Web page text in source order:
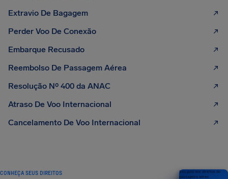
Extravio De Bagagem
Perder Voo De Conexão
Embarque Recusado
Reembolso De Passagem Aérea
Resolução Nº 400 da ANAC
Atraso De Voo Internacional
Cancelamento De Voo Internacional
CONHEÇA SEUS DIREITOS
Seu guia dos direitos do
passageiro aéreo